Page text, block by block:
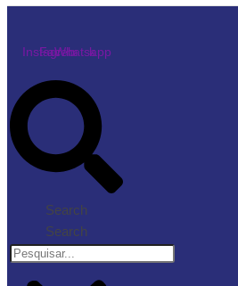
Instagram
Facebook
Whatsapp
Search
Search